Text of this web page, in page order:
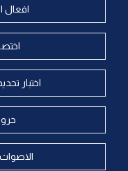
افعال
اختبار